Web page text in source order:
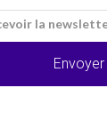
la
Envoyer